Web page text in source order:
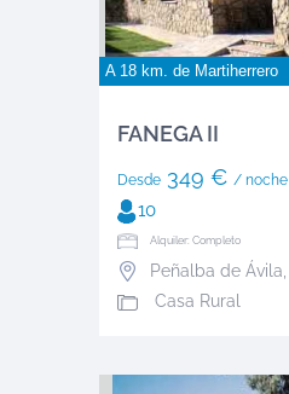
A 18 km. de Martiherrero
FANEGA II
Desde349 € / noche
10
Alquiler: Completo
Peñalba de Ávila
Casa Rural